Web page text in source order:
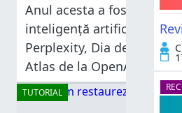
Anul acesta a fost anul
inteligență artificială (AI).
Perplexity, Dia de la The
Atlas de la OpenAI și
Microsoft Edge. Nu este
diferită
TUTORIAL